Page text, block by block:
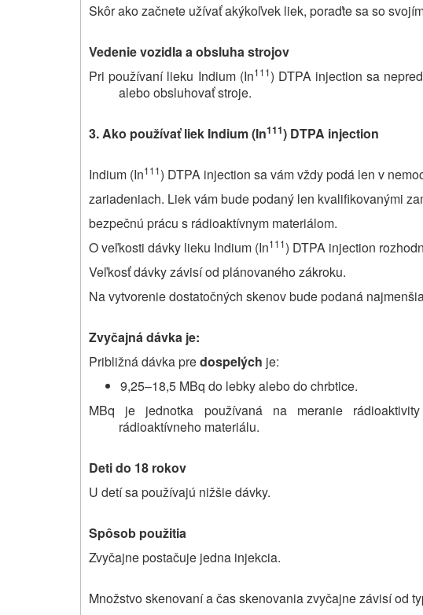
Skôr ako začnete užívať akýkoľvek liek, poraďte sa so
Vedenie vozidla a obsluha strojov
Pri používaní lieku Indium (In111) DTPA injection sa
alebo obsluhovať stroje.
3.Ako používať liek Indium(In111) DTPA injection
Indium (In111) DTPA injection sa vám vždy podá len v
zariadeniach. Liek vám bude podaný len kvalifikovanými
bezpečnú prácu s rádioaktívnym materiálom.
O veľkosti dávky lieku Indium (In111) DTPA injection
Veľkosť dávky závisí od plánovaného zákroku.
Na vytvorenie dostatočných skenov bude podaná
Zvyčajná dávka je:
Približná dávka predospelých je:
9,25–18,5 MBq do lebky alebo do chrbtice.
MBq je jednotka používaná na meranie
rádioaktívneho materiálu.
Deti do 18 rokov
U detí sa používajú nižšie dávky.
Spôsob použitia
Zvyčajne postačuje jedna injekcia.
Množstvo skenovaní a čas skenovania zvyčajne závisí od